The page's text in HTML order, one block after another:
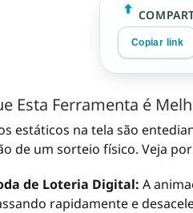
Copiar link
Esta Ferramenta é
estáticos na tela são
de um sorteio físico. Veja
de Loteria Digital: A
rapidamente e